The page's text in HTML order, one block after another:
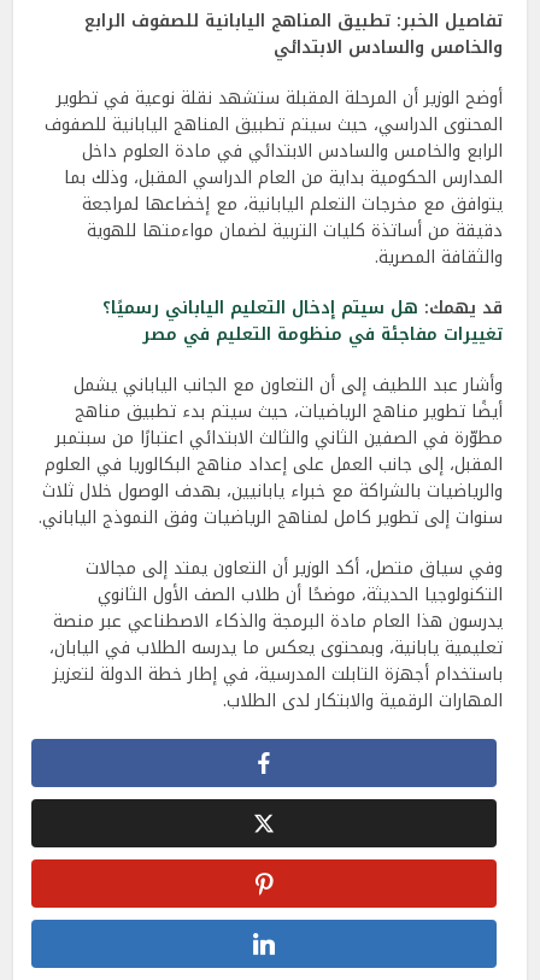
تفاصيل الخبر: تطبيق المناهج اليابانية للصفوف الرابع
والخامس والسادس الابتدائي
أوضح الوزير أن المرحلة المقبلة ستشهد نقلة نوعية في تطوير
المحتوى الدراسي، حيث سيتم تطبيق المناهج اليابانية للصفوف
الرابع والخامس والسادس الابتدائي في مادة العلوم داخل
المدارس الحكومية بداية من العام الدراسي المقبل، وذلك بما
يتوافق مع مخرجات التعلم اليابانية، مع إخضاعها لمراجعة
دقيقة من أساتذة كليات التربية لضمان مواءمتها للهوية
والثقافة المصرية.
قد يهمك: هل سيتم إدخال التعليم الياباني رسميًا؟
تغييرات مفاجئة في منظومة التعليم في مصر
وأشار عبد اللطيف إلى أن التعاون مع الجانب الياباني يشمل
أيضًا تطوير مناهج الرياضيات، حيث سيتم بدء تطبيق مناهج
مطوّرة في الصفين الثاني والثالث الابتدائي اعتبارًا من سبتمبر
المقبل، إلى جانب العمل على إعداد مناهج البكالوريا في العلوم
والرياضيات بالشراكة مع خبراء يابانيين، بهدف الوصول خلال ثلاث
سنوات إلى تطوير كامل لمناهج الرياضيات وفق النموذج الياباني.
وفي سياق متصل، أكد الوزير أن التعاون يمتد إلى مجالات
التكنولوجيا الحديثة، موضحًا أن طلاب الصف الأول الثانوي
يدرسون هذا العام مادة البرمجة والذكاء الاصطناعي عبر منصة
تعليمية يابانية، وبمحتوى يعكس ما يدرسه الطلاب في اليابان،
باستخدام أجهزة التابلت المدرسية، في إطار خطة الدولة لتعزيز
المهارات الرقمية والابتكار لدى الطلاب.